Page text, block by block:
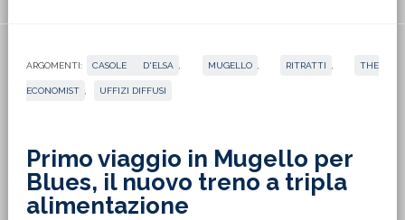
ARGOMENTI: CASOLE D'ELSA MUGELLO RITRATTI THE
ECONOMIST UFFIZI DIFFUSI
Primo viaggio in Mugello per
Blues, il nuovo treno a tripla
alimentazione